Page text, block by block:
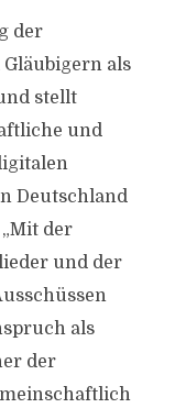
der
als
stellt
und
Deutschland
der
und der
als
der